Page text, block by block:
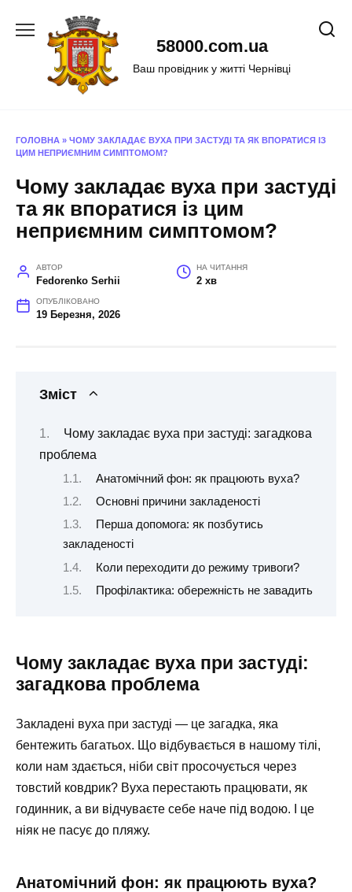
58000.com.ua
Ваш провідник у житті Чернівці
ГОЛОВНА » ЧОМУ ЗАКЛАДАЄ ВУХА ПРИ ЗАСТУДІ ТА ЯК ВПОРАТИСЯ ІЗ
ЦИМ НЕПРИЄМНИМ СИМПТОМОМ?
Чому закладає вуха при застуді
та як впоратися із цим
неприємним симптомом?
АВТОР
Fedorenko Serhii
НА ЧИТАННЯ
2 хв
ОПУБЛІКОВАНО
19 Березня, 2026
Зміст
Чому закладає вуха при застуді: загадкова
проблема
Анатомічний фон: як працюють вуха?
Основні причини закладеності
Перша допомога: як позбутись
закладеності
Коли переходити до режиму тривоги?
Профілактика: обережність не завадить
Чому закладає вуха при застуді:
загадкова проблема
Закладені вуха при застуді — це загадка, яка
бентежить багатьох. Що відбувається в нашому тілі,
коли нам здається, ніби світ просочується через
товстий ковдрик? Вуха перестають працювати, як
годинник, а ви відчуваєте себе наче під водою. І це
ніяк не пасує до пляжу.
Анатомічний фон: як працюють вуха?